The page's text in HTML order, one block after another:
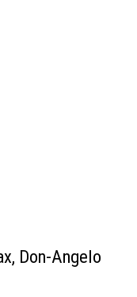
Don-Angelo